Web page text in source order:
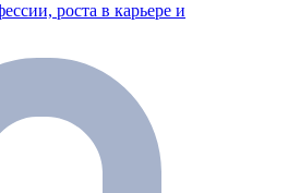
роста в карьере и